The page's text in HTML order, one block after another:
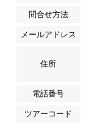
問合せ方法
メールアドレス
住所
電話番号
ツアーコード